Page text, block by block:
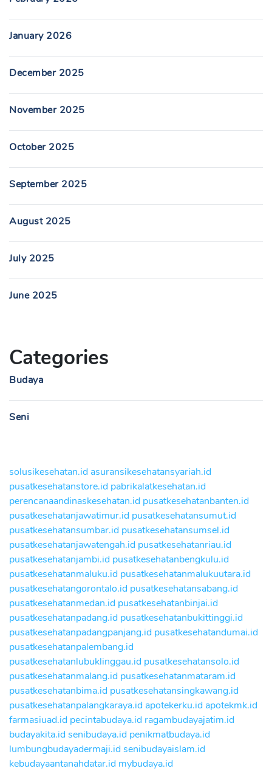
January 2026
December 2025
November 2025
October 2025
September 2025
August 2025
July 2025
June 2025
Categories
Budaya
Seni
solusikesehatan.id asuransikesehatansyariah.id
pusatkesehatanstore.id pabrikalatkesehatan.id
perencanaandinaskesehatan.id pusatkesehatanbanten.id
pusatkesehatanjawatimur.id pusatkesehatansumut.id
pusatkesehatansumbar.id pusatkesehatansumsel.id
pusatkesehatanjawatengah.id pusatkesehatanriau.id
pusatkesehatanjambi.id pusatkesehatanbengkulu.id
pusatkesehatanmaluku.id pusatkesehatanmalukuutara.id
pusatkesehatangorontalo.id pusatkesehatansabang.id
pusatkesehatanmedan.id pusatkesehatanbinjai.id
pusatkesehatanpadang.id pusatkesehatanbukittinggi.id
pusatkesehatanpadangpanjang.id pusatkesehatandumai.id
pusatkesehatanpalembang.id
pusatkesehatanlubuklinggau.id pusatkesehatansolo.id
pusatkesehatanmalang.id pusatkesehatanmataram.id
pusatkesehatanbima.id pusatkesehatansingkawang.id
pusatkesehatanpalangkaraya.id apotekerku.id apotekmk.id
farmasiuad.id pecintabudaya.id ragambudayajatim.id
budayakita.idsenibudaya.id penikmatbudaya.id
lumbungbudayadermaji.idsenibudayaislam.id
kebudayaantanahdatar.id mybudaya.id